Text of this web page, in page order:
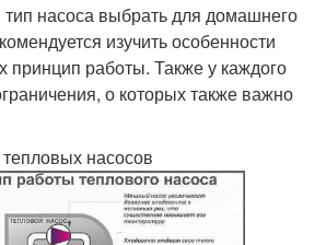
тип насоса выбрать для домашнего
изучить особенности
принцип работы. Также у каждого
о которых также важно
насосов